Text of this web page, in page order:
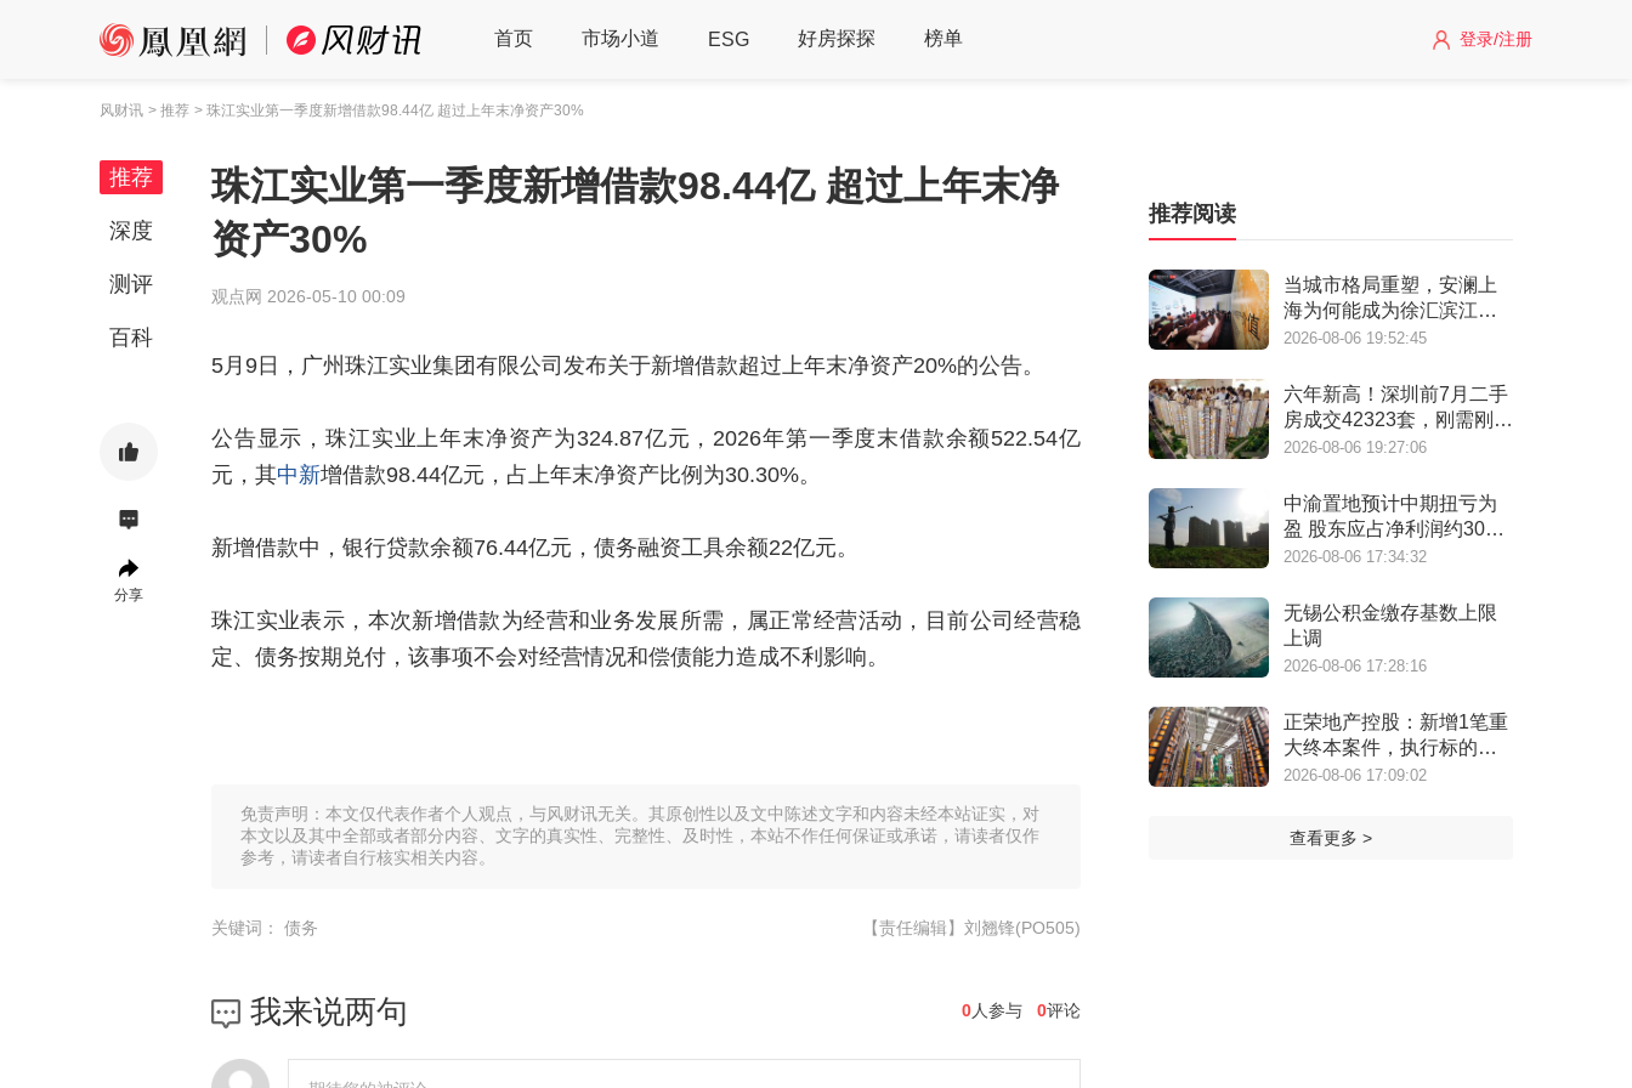
首页 市场小道 ESG 好房探探 榜单 登录/注册
风财讯 > 推荐 > 珠江实业第一季度新增借款98.44亿 超过上年末净资产30%
推荐
深度
测评
百科
分享
珠江实业第一季度新增借款98.44亿 超过上年末净
资产30%
观点网 2026-05-10 00:09
5月9日，广州珠江实业集团有限公司发布关于新增借款超过上年末净资产20%的公告。
公告显示，珠江实业上年末净资产为324.87亿元，2026年第一季度末借款余额522.54亿
元，其中新增借款98.44亿元，占上年末净资产比例为30.30%。
新增借款中，银行贷款余额76.44亿元，债务融资工具余额22亿元。
珠江实业表示，本次新增借款为经营和业务发展所需，属正常经营活动，目前公司经营稳
定、债务按期兑付，该事项不会对经营情况和偿债能力造成不利影响。
免责声明：本文仅代表作者个人观点，与风财讯无关。其原创性以及文中陈述文字和内容未经本站证实，对
本文以及其中全部或者部分内容、文字的真实性、完整性、及时性，本站不作任何保证或承诺，请读者仅作
参考，请读者自行核实相关内容。
关键词： 债务 【责任编辑】刘翘锋(PO505)
我来说两句 0人参与 0评论
推荐阅读
当城市格局重塑，安澜上
海为何能成为徐汇滨江承
接“新质生产力”的人居锚
2026-08-06 19:52:45
六年新高！深圳前7月二手
房成交42323套，刚需刚改
撑起"量的回归"
2026-08-06 19:27:06
中渝置地预计中期扭亏为
盈 股东应占净利润约3000
万港元
2026-08-06 17:34:32
无锡公积金缴存基数上限
上调
2026-08-06 17:28:16
正荣地产控股：新增1笔重
大终本案件，执行标的金
额为4.73亿元
2026-08-06 17:09:02
查看更多 >